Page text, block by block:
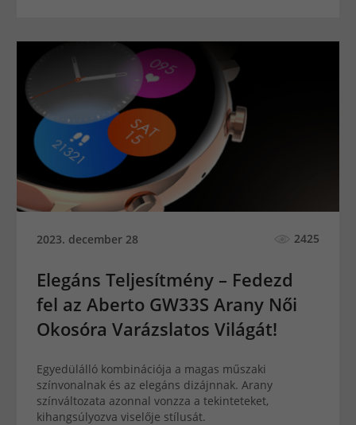
2023. december 28 2425
Elegáns Teljesítmény – Fedezd
fel az Aberto GW33S Arany Női
Okosóra Varázslatos Világát!
Egyedülálló kombinációja a magas műszaki
színvonalnak és az elegáns dizájnnak. Arany
színváltozata azonnal vonzza a tekinteteket,
kihangsúlyozva viselője stílusát.